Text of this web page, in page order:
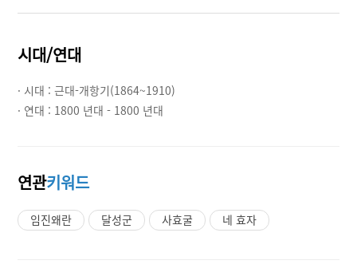
시대/연대
· 시대 :근대-개항기(1864~1910)
· 연대 : 1800 년대 - 1800 년대
연관키워드
임진왜란 달성군 사효굴 네 효자